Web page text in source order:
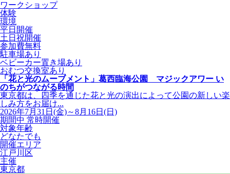
ワークショップ
体験
環境
平日開催
土日祝開催
参加費無料
駐車場あり
ベビーカー置き場あり
おむつ交換室あり
「花と光のムーブメント」葛西臨海公園 マジックアワー い
のちがつながる時間
東京都は、四季を通じた花と光の演出によって公園の新しい楽
しみ方をお届け...
2026年7月31日(金)～8月16日(日)
期間中 常時開催
対象年齢
どなたでも
開催エリア
江戸川区
主催
東京都